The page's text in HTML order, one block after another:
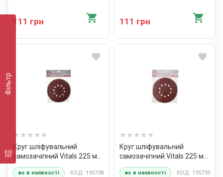
Фільтр
111 грн 111 грн
Круг шліфувальний
самозачіпний Vitals 225 мм,
10 відп. з. – 120, 5 од.
є в наявності КОД: 195738
Круг шліфувальний
самозачіпний Vitals 225 мм,
10 отв., з. – 150, 5 од.
є в наявності КОД: 195739